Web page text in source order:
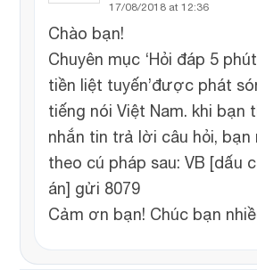
17/08/2018 at 12:36
Chào bạn!
Chuyên mục ‘Hỏi đáp 5
tiền liệt tuyến’được phát
tiếng nói Việt Nam. khi bạn
nhắn tin trả lời câu hỏi, bạn
theo cú pháp sau: VB [dấu
án] gửi 8079
Cảm ơn bạn! Chúc bạn